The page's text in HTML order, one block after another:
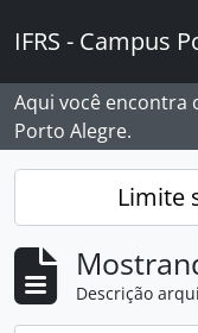
IFRS - Campus
Aqui você encontra
Porto Alegre.
Limite
Descrição